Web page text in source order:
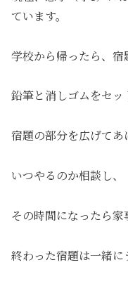
ています。
学校から帰ったら、
鉛筆と消しゴムをセッ
宿題の部分を広げてあ
いつやるのか相談し、
その時間になったら家
終わった宿題は一緒に